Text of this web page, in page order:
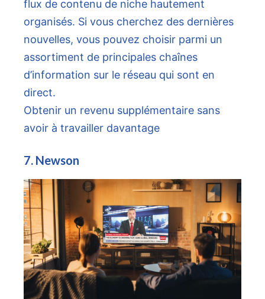
flux de contenu de niche hautement
organisés. Si vous cherchez des dernières
nouvelles, vous pouvez choisir parmi un
assortiment de principales chaînes
d’information sur le réseau qui sont en
direct.
Obtenir un revenu supplémentaire sans
avoir à travailler davantage
7. Newson